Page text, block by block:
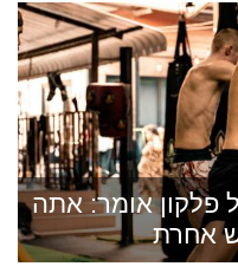
פלקון אומר: אתה
אחרת